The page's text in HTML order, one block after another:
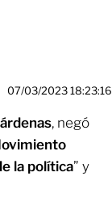
07/03/2023 18:23:16
, negó
la política” y